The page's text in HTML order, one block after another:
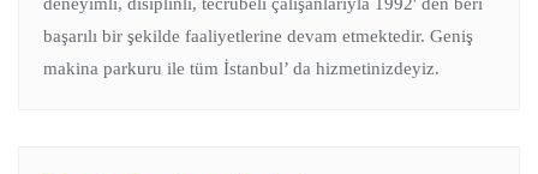
başarılı bir şekilde faaliyetlerine devam etmektedir. Geniş
makina parkuru ile tüm İstanbul’ da hizmetinizdeyiz.